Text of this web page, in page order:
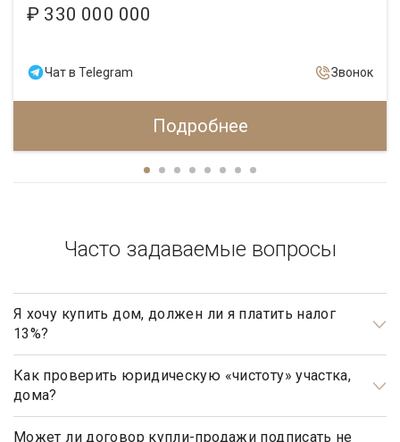
₽ 330 000 000
Чат в Telegram Звонок
Подробнее
Часто задаваемые вопросы
Я хочу купить дом, должен ли я платить налог
13%?
Нет, не должны. Платить налог 13% будет только продавец,
налог рассчитывается на прибыль.
Как проверить юридическую «чистоту» участка,
дома?
Проверка юридической «чистоты» важнейшая задача при
подготовке к сделке.
Может ли договор купли-продажи подписать не